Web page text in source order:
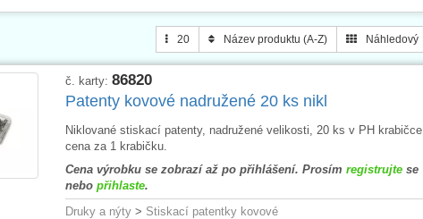
20 Název produktu (A-Z) Náhledový
č. karty: 86820
Patenty kovové nadružené 20 ks nikl
Niklované stiskací patenty, nadružené velikosti, 20 ks v PH krabičce,
cena za 1 krabičku.
Cena výrobku se zobrazí až po přihlášení. Prosím registrujtese
nebo přihlaste.
Druky a nýty> Stiskací patentky kovové